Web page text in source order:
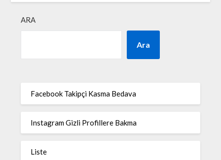
ARA
Ara
Facebook Takipçi Kasma Bedava
Instagram Gizli Profillere Bakma
Liste